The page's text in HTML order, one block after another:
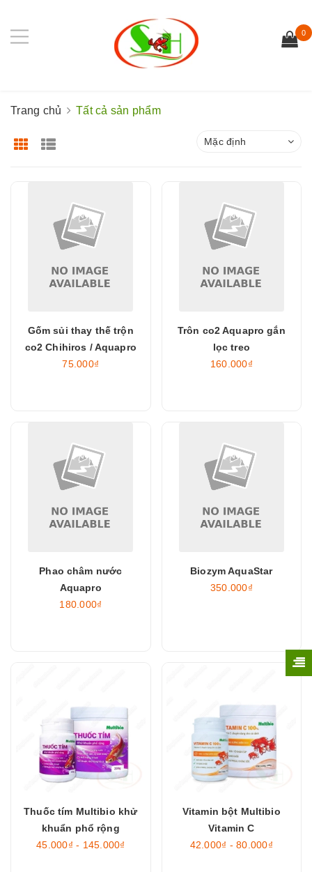
0
Trang chủ Tất cả sản phẩm
Mặc định
Gốm sủi thay thế trộn
co2 Chihiros / Aquapro
75.000₫
Trôn co2 Aquapro gắn
lọc treo
160.000₫
Phao châm nước
Aquapro
180.000₫
Biozym AquaStar
350.000₫
Thuốc tím Multibio khử
khuẩn phổ rộng
45.000₫ - 145.000₫
Vitamin bột Multibio
Vitamin C
42.000₫ - 80.000₫